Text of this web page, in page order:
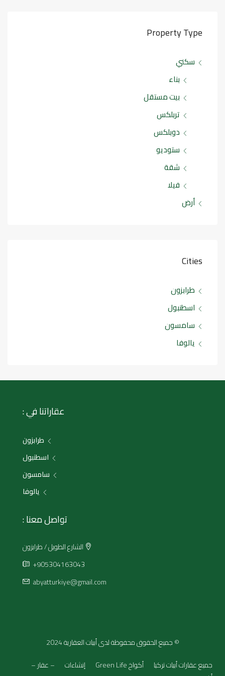
Property Type
سكني
بناء
بيت مستقل
تربلكس
دوبلكس
ستوديو
شقة
فيلا
أرض
Cities
طرابزون
اسطنبول
سامسون
يالوفا
عقاراتنا في :
طرابزون
اسطنبول
سامسون
يالوفا
تواصل معنا :
الشارع الطويل / طرابزون
+905304163043
abyatturkiye@gmail.com
© جميع الحقوق محفوظة لدى أبيات العقارية 2024
جميع عقارات أبيات تركيا
أكواخ Green Life إنشاءات
– عقار –